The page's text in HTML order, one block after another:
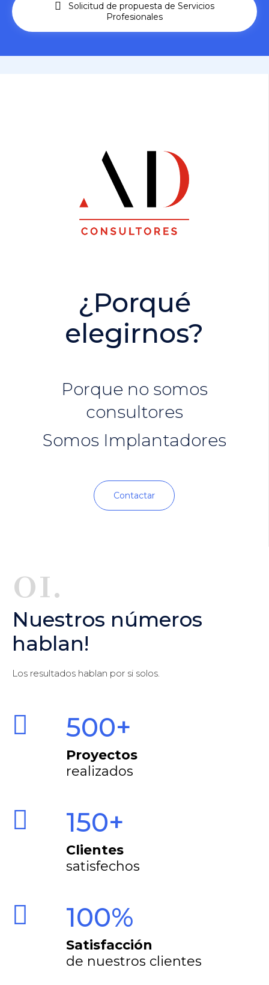
Solicitud de propuesta de Servicios
Profesionales
¿Porqué
elegirnos?
Porque no somos
consultores
Somos Implantadores
Contactar
01.
Nuestros números
hablan!
Los resultados hablan por si solos.
500+
Proyectos
realizados
150+
Clientes
satisfechos
100%
Satisfacción
de nuestros clientes